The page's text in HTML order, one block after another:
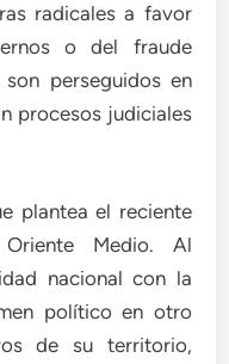
radicales a favor
o del fraude
perseguidos en
procesos judiciales
plantea el reciente
Medio. Al
nacional con la
político en otro
de su territorio,